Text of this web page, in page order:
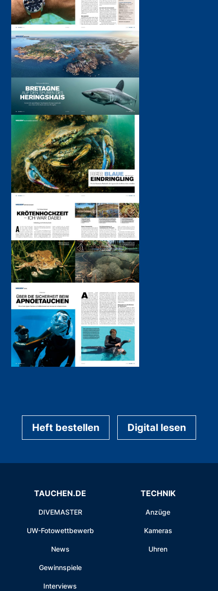
Heft bestellen Digital lesen
TAUCHEN.DE
DIVEMASTER
UW-Fotowettbewerb
News
Gewinnspiele
Interviews
TECHNIK
Anzüge
Kameras
Uhren